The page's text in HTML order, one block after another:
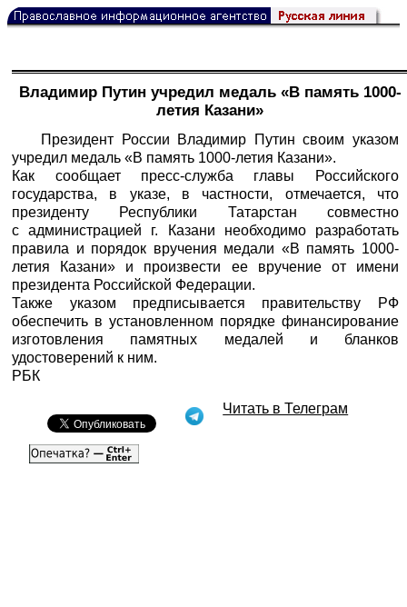
Владимир Путин учредил медаль «В память 1000-
летия Казани»
Президент России Владимир Путин своим указом
учредил медаль «В память 1000-летия Казани».
Как сообщает пресс-служба главы Российского
государства, в указе, в частности, отмечается, что
президенту Республики Татарстан совместно
с администрацией г. Казани необходимо разработать
правила и порядок вручения медали «В память 1000-
летия Казани» и произвести ее вручение от имени
президента Российской Федерации.
Также указом предписывается правительству РФ
обеспечить в установленном порядке финансирование
изготовления памятных медалей и бланков
удостоверений к ним.
РБК
Читать в Телеграм